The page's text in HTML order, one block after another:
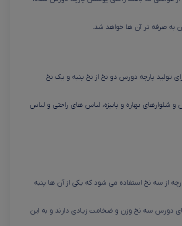
به صرفه تر آن ها خواهد شد.
تولید پارچه دورس دو نخ از نخ پنبه و یک نخ
شلوارهای بهاره و پاییزه، لباس های راحتی و لباس
از سه نخ استفاده می شود که یکی از آن ها پنبه
دورس سه نخ وزن و ضخامت زیادی دارند و به این